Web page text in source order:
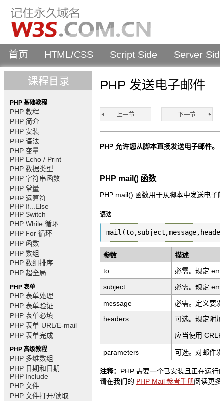
首页 HTML/CSS Script Side Server
PHP 基础教程
PHP 教程
PHP 简介
PHP 安装
PHP 语法
PHP 变量
PHP Echo / Print
PHP 数据类型
PHP 字符串函数
PHP 常量
PHP 运算符
PHP If...Else
PHP Switch
PHP While 循环
PHP For 循环
PHP 函数
PHP 数组
PHP 数组排序
PHP 超全局
PHP 表单
PHP 表单处理
PHP 表单验证
PHP 表单必填
PHP 表单 URL/E-mail
PHP 表单完成
PHP 高级教程
PHP 多维数组
PHP 日期和日期
PHP Include
PHP 文件
PHP 文件打开/读取
PHP 发送电子邮件
PHP 允许您从脚本直接发送电子邮件。
PHP mail() 函数
PHP mail() 函数用于从脚本中发送电子
语法
参数
描述
to
必需。规定
subject 必需。规定
message
必需。定义要
headers
可选。规定附
应当使用
parameters 可选。对邮件
注释： PHP 需要一个已安装且正在运
请在我们的 PHP Mail 参考手册阅读更